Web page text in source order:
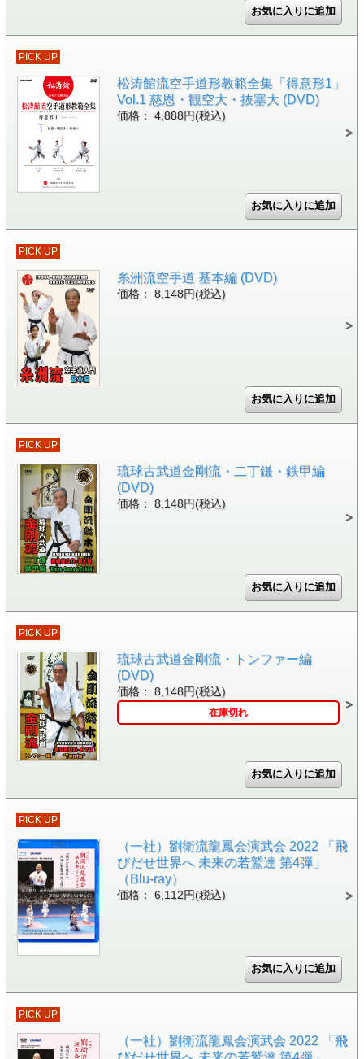
PICK UP
松涛館流空手道形教範全集「得意形1」
Vol.1 慈恩・観空大・抜塞大 (DVD)
価格： 4,888円(税込)
PICK UP
糸洲流空手道 基本編 (DVD)
価格： 8,148円(税込)
PICK UP
琉球古武道金剛流・二丁鎌・鉄甲編
(DVD)
価格： 8,148円(税込)
PICK UP
琉球古武道金剛流・トンファー編
(DVD)
価格： 8,148円(税込)
在庫切れ
PICK UP
（一社）劉衛流龍鳳会演武会 2022 「飛
びだせ世界へ 未来の若鷲達 第4弾」
（Blu-ray）
価格： 6,112円(税込)
PICK UP
（一社）劉衛流龍鳳会演武会 2022 「飛